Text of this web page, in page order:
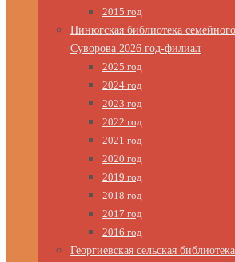
2015 год
Пинюгская библиотека
Суворова 2026 год-филиал
2025 год
2024 год
2023 год
2022 год
2021 год
2020 год
2019 год
2018 год
2017 год
2016 год
Георгиевская сельская